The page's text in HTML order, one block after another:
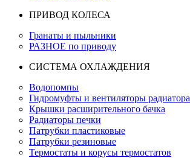
ПРИВОД КОЛЕСА
Гранаты и пыльники
РАЗНОЕ по приводу
СИСТЕМА ОХЛАЖДЕНИЯ
Водопомпы
Гидромуфты и вентиляторы радиатора
Крышки расширительного бачка
Радиаторы печки
Патрубки пластиковые
Патрубки резиновые
Термостаты и корусы термостатов